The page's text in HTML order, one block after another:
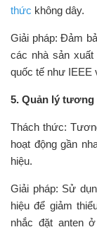
thức không dây.
Giải pháp: Đảm
các nhà sản
quốc tế như IEEE
5. Quản lý tương
Thách thức:
hoạt động gần
hiệu.
Giải pháp: Sử
hiệu để giảm
nhắc đặt anten